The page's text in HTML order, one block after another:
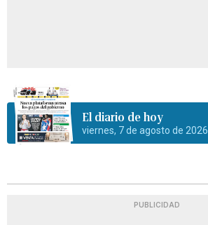
El diario de hoy
viernes, 7 de agosto de 2026
PUBLICIDAD